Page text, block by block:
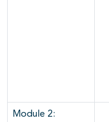
serrated polyposis
Module 2: